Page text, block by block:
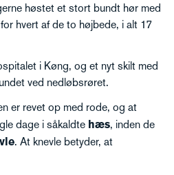
høstet et stort bundt hør med
hvert af de to højbede, i alt 17
i Køng, og et nyt skilt med
ved nedløbsrøret.
er revet op med rode, og at
dage i såkaldte hæs, inden de
. At knevle betyder, at